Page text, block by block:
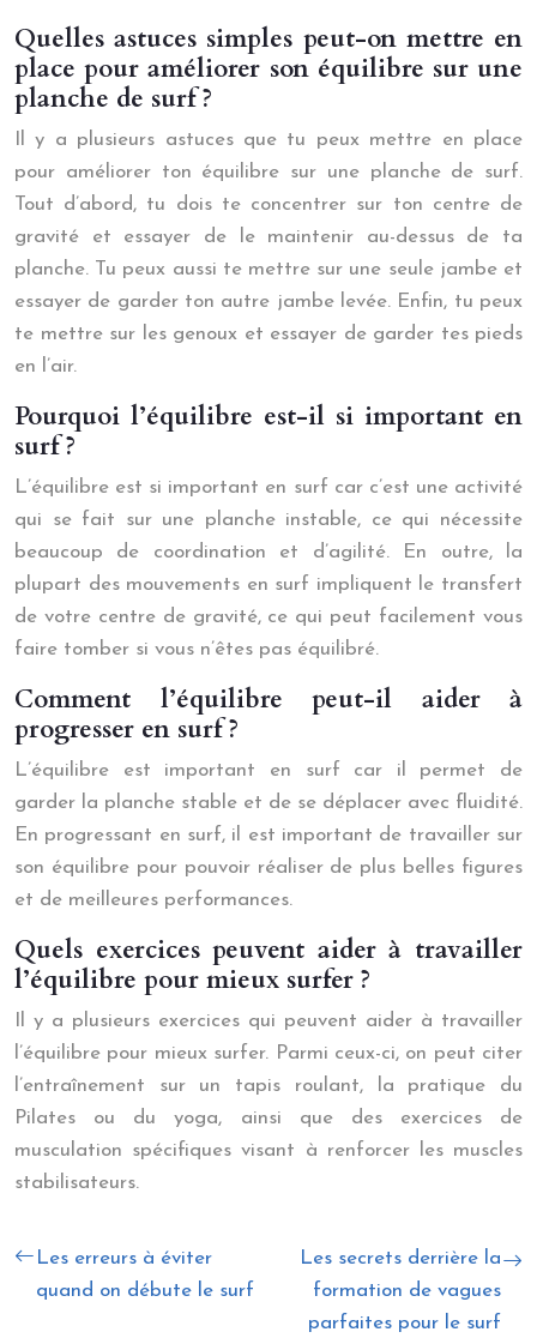
Quelles astuces simples peut-on mettre en
place pour améliorer son équilibre sur une
planche de surf ?
Il y a plusieurs astuces que tu peux mettre en place
pour améliorer ton équilibre sur une planche de surf.
Tout d’abord, tu dois te concentrer sur ton centre de
gravité et essayer de le maintenir au-dessus de ta
planche. Tu peux aussi te mettre sur une seule jambe et
essayer de garder ton autre jambe levée. Enfin, tu peux
te mettre sur les genoux et essayer de garder tes pieds
en l’air.
Pourquoi l’équilibre est-il si important en
surf ?
L’équilibre est si important en surf car c’est une activité
qui se fait sur une planche instable, ce qui nécessite
beaucoup de coordination et d’agilité. En outre, la
plupart des mouvements en surf impliquent le transfert
de votre centre de gravité, ce qui peut facilement vous
faire tomber si vous n’êtes pas équilibré.
Comment l’équilibre peut-il aider à
progresser en surf ?
L’équilibre est important en surf car il permet de
garder la planche stable et de se déplacer avec fluidité.
En progressant en surf, il est important de travailler sur
son équilibre pour pouvoir réaliser de plus belles figures
et de meilleures performances.
Quels exercices peuvent aider à travailler
l’équilibre pour mieux surfer ?
Il y a plusieurs exercices qui peuvent aider à travailler
l’équilibre pour mieux surfer. Parmi ceux-ci, on peut citer
l’entraînement sur un tapis roulant, la pratique du
Pilates ou du yoga, ainsi que des exercices de
musculation spécifiques visant à renforcer les muscles
stabilisateurs.
Les erreurs à éviter
quand on débute le surf
Les secrets derrière la
formation de vagues
parfaites pour le surf